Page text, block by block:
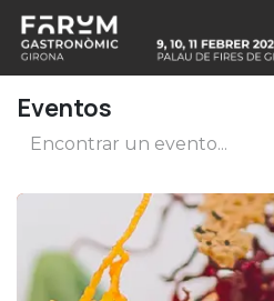
Ir al contenido
Eventos